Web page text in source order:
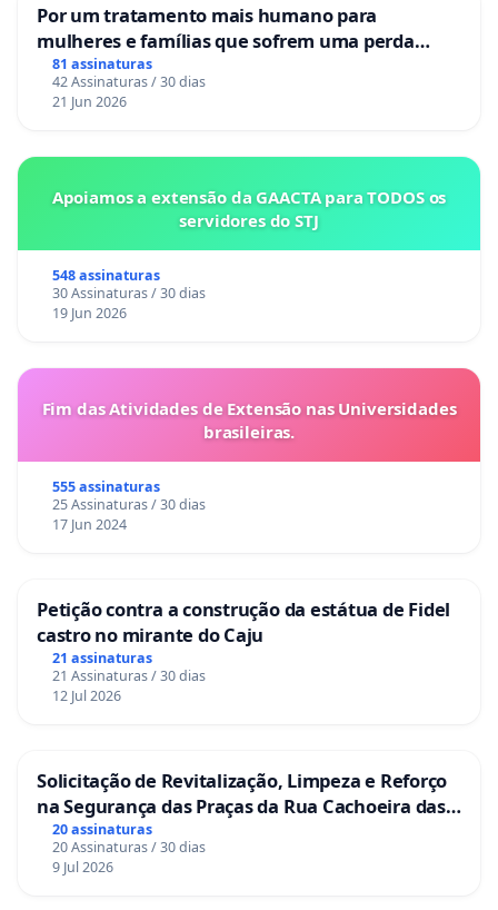
Por um tratamento mais humano para
mulheres e famílias que sofrem uma perda
gestacional nos hospitais portugueses
81 assinaturas
42 Assinaturas / 30 dias
21 Jun 2026
Apoiamos a extensão da GAACTA para TODOS os
servidores do STJ
548 assinaturas
30 Assinaturas / 30 dias
19 Jun 2026
Fim das Atividades de Extensão nas Universidades
brasileiras.
555 assinaturas
25 Assinaturas / 30 dias
17 Jun 2024
Petição contra a construção da estátua de Fidel
castro no mirante do Caju
21 assinaturas
21 Assinaturas / 30 dias
12 Jul 2026
Solicitação de Revitalização, Limpeza e Reforço
na Segurança das Praças da Rua Cachoeira das
Sete Ilhas
20 assinaturas
20 Assinaturas / 30 dias
9 Jul 2026